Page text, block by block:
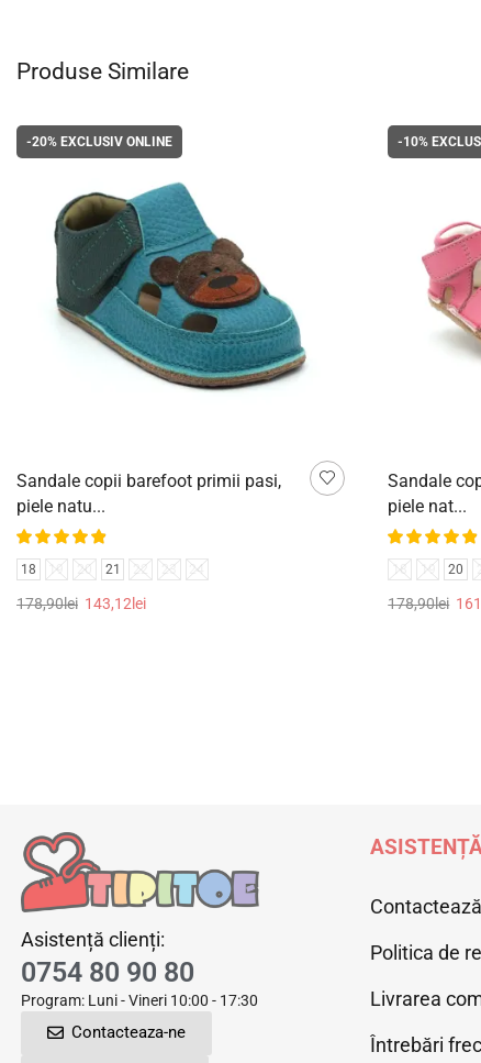
Produse Similare
-20% EXCLUSIV ONLINE
Sandale copii barefoot primii pasi,
piele natu...
18 19 20 21 22 23 24
178,90lei 143,12 lei
-10%
Sandale
piele nat...
18 19 20
178,90lei
Asistență clienți:
0754 80 90 80
Program: Luni - Vineri 10:00 - 17:30
Contacteaza-ne
Politica de
Livrarea
Întrebări